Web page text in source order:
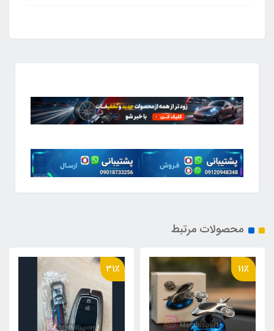
محصولات مرتبط
31٪ 47٪